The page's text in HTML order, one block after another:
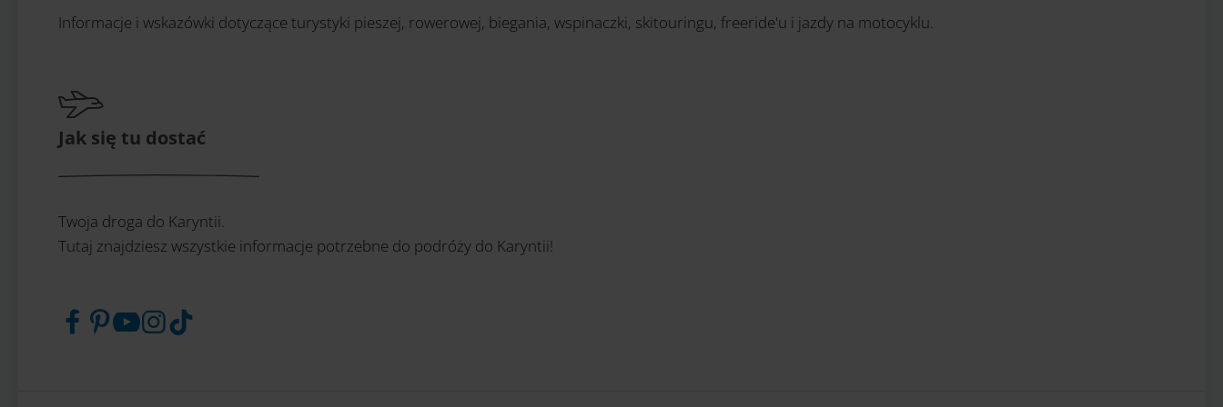
Informacje i wskazówki dotyczące turystyki pieszej, rowerowej, biegania, wspinaczki, skitouringu, freeride'u i jazdy na motocyklu.
Jak się tu dostać
Twoja droga do Karyntii.
Tutaj znajdziesz wszystkie informacje potrzebne do podróży do Karyntii!